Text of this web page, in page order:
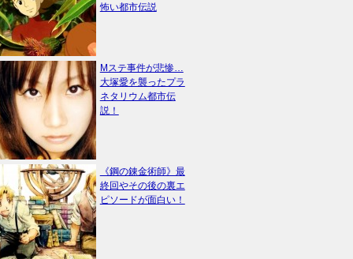
怖い都市伝説
Mステ事件が悲惨…
大塚愛を襲ったプラ
ネタリウム都市伝
説！
《鋼の錬金術師》最
終回やその後の裏エ
ピソードが面白い！